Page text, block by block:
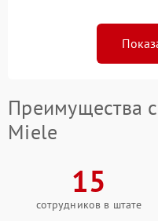
Преимущества
Miele
15
сотрудников в штате